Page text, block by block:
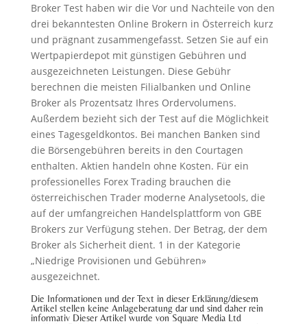
Broker Test haben wir die Vor und Nachteile von den
drei bekanntesten Online Brokern in Österreich kurz
und prägnant zusammengefasst. Setzen Sie auf ein
Wertpapierdepot mit günstigen Gebühren und
ausgezeichneten Leistungen. Diese Gebühr
berechnen die meisten Filialbanken und Online
Broker als Prozent­satz Ihres Ordervolumens.
Außerdem bezieht sich der Test auf die Möglichkeit
eines Tagesgeldkontos. Bei manchen Banken sind
die Börsengebühren bereits in den Courtagen
enthalten. Aktien handeln ohne Kosten. Für ein
professionelles Forex Trading brauchen die
österreichischen Trader moderne Analysetools, die
auf der umfangreichen Handelsplattform von GBE
Brokers zur Verfügung stehen. Der Betrag, der dem
Broker als Sicherheit dient. 1 in der Kategorie
„Niedrige Provisionen und Gebühren»
ausgezeichnet.
Die Informationen und der Text in dieser Erklärung/diesem
Artikel stellen keine Anlageberatung dar und sind daher rein
informativ Dieser Artikel wurde von Square Media Ltd